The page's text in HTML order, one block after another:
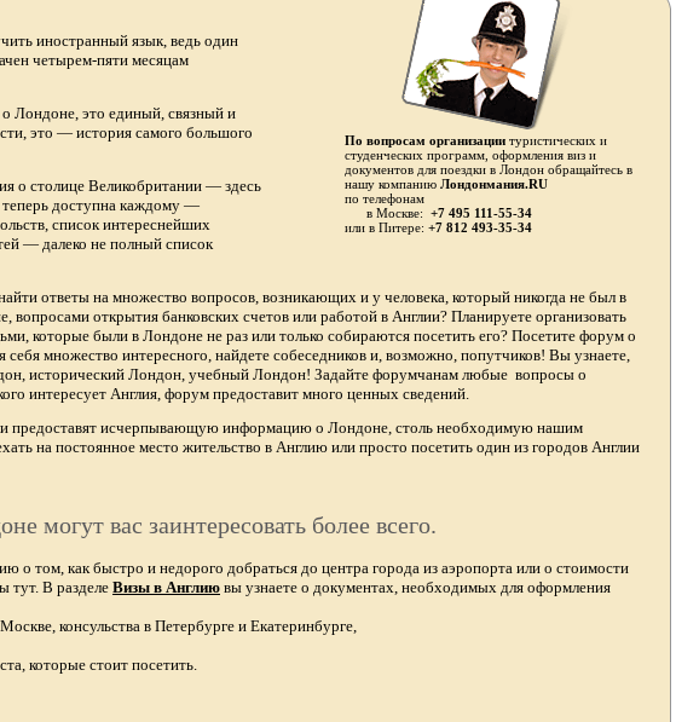
По вопросам организации туристических и
студенческих программ, оформления виз и
документов для поездки в Лондон обращайтесь в
нашу компаниюЛондонмания.RU
по телефонам
в Москве:+7 495 111-55-34
или в Питере: +7 812 493-35-34
иностранный язык, ведь один
четырем-пяти месяцам
Лондоне, это единый, связный и
это — история самого большого
о столице Великобритании — здесь
теперь доступна каждому —
список интереснейших
— далеко не полный список
ответы на множество вопросов, возникающих и у человека, который никогда не был в
открытия банковских счетов или работой в Англии? Планируете организовать
которые были в Лондоне не раз или только собираются посетить его? Посетите форум о
множество интересного, найдете собеседников и, возможно, попутчиков! Вы узнаете,
исторический Лондон, учебный Лондон! Задайте форумчанам любые вопросы о
интересует Англия, форум предоставит много ценных сведений.
предоставят исчерпывающую информацию о Лондоне, столь необходимую нашим
на постоянное место жительство в Англию или просто посетить один из городов Англии
могут вас заинтересовать более всего.
том, как быстро и недорого добраться до центра города из аэропорта или о стоимости
тут. В разделе Визы в Англию вы узнаете о документах, необходимых для оформления
консульства в Петербурге и Екатеринбурге,
которые стоит посетить.